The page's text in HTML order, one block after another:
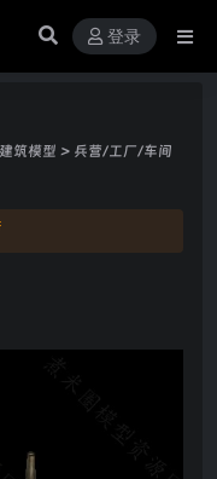
登录
建筑模型 > 兵营/工厂/车间